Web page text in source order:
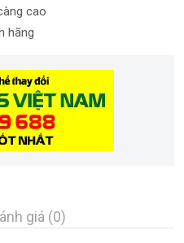
cao
hãng
giá (0)